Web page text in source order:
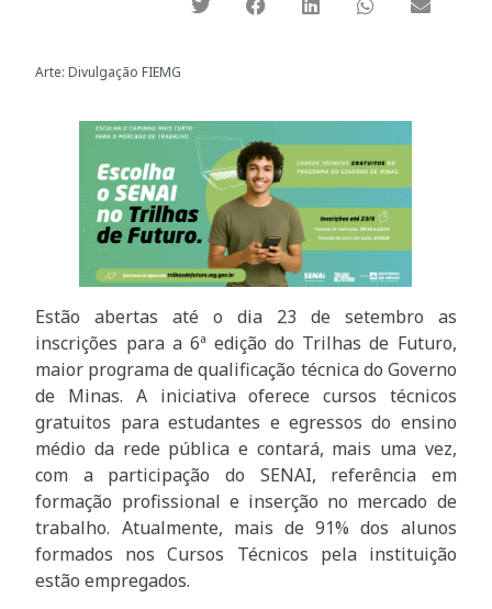
Arte: Divulgação FIEMG
Estão abertas até o dia 23 de setembro as
inscrições para a 6ª edição do Trilhas de Futuro,
maior programa de qualificação técnica do Governo
de Minas. A iniciativa oferece cursos técnicos
gratuitos para estudantes e egressos do ensino
médio da rede pública e contará, mais uma vez,
com a participação do SENAI, referência em
formação profissional e inserção no mercado de
trabalho. Atualmente, mais de 91% dos alunos
formados nos Cursos Técnicos pela instituição
estão empregados.